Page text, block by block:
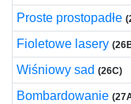
Proste prostopadłe
Fioletowe lasery
Wiśniowy sad (26C)
Bombardowanie